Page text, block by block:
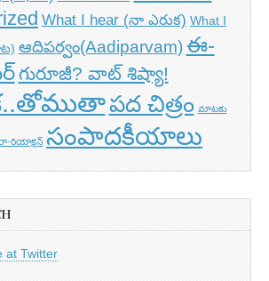
What I hear (నా ఎరుక) What I
ఆదిపర్వం(Aadiparvam) ఈ-
గురూజీ? వాట్ శిష్యా!
పద చిత్రం మాటకు
రియాక్షన్ సంపాదకీయాలు
at Twitter